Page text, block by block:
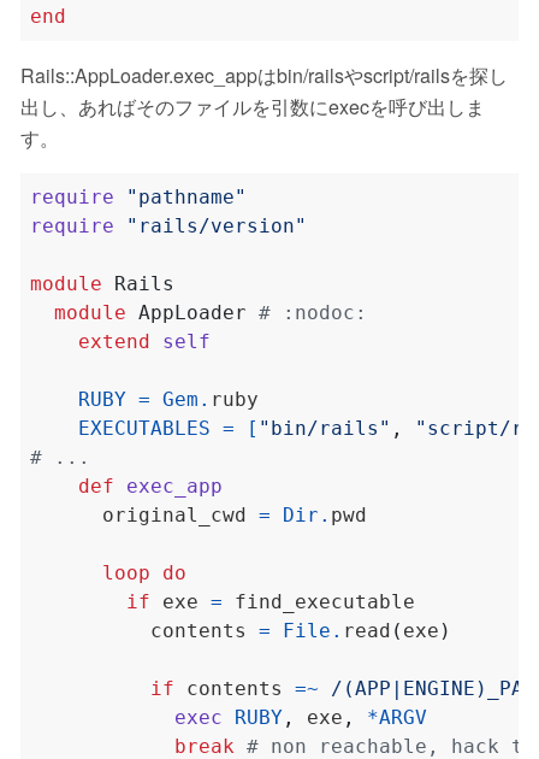
end
Rails::AppLoader.exec_appはbin/railsやscript/railsを探し
出し、あればそのファイルを引数にexecを呼び出しま
す。
require
"pathname"
require
"rails/version"
module
Rails
module AppLoader # :nodoc:
extend
self
RUBY = Gem .
EXECUTABLES = [ "bin/rails" ,
"script/
# ...
def
exec_app
      original_cwd
= Dir .
loop
do
if exe =
          contents
= File . read ( exe )
if contents =~
/
exec
RUBY , exe , *ARGV
break # non reachable, hack